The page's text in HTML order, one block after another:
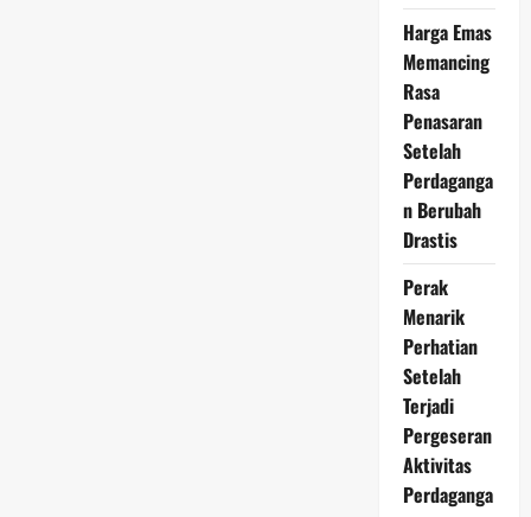
Harga Emas
Memancing
Rasa
Penasaran
Setelah
Perdaganga
n Berubah
Drastis
Perak
Menarik
Perhatian
Setelah
Terjadi
Pergeseran
Aktivitas
Perdaganga